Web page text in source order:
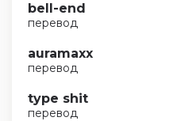
bell-end
перевод
auramaxx
перевод
type shit
перевод